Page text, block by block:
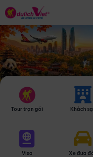
Tour trọn gói Khách
Visa Xe đưa